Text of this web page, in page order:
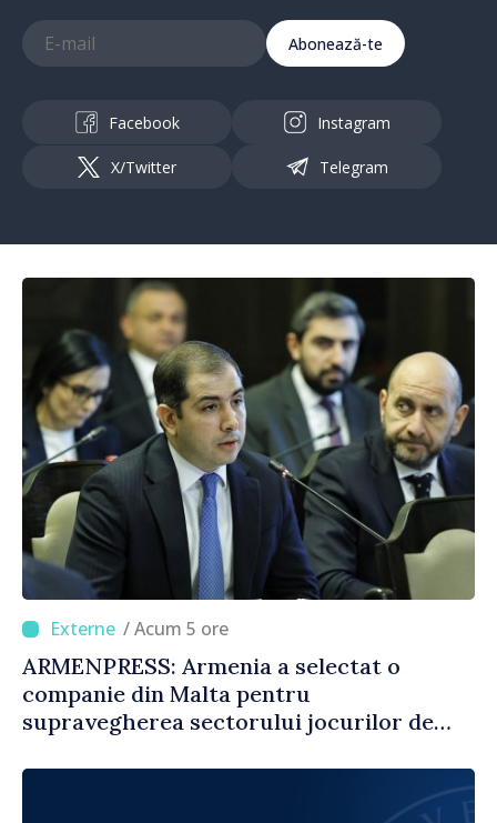
Abonează-te
Facebook Instagram
X/Twitter Telegram
/ Acum 5 ore
ARMENPRESS: Armenia a selectat o
companie din Malta pentru
supravegherea sectorului jocurilor de